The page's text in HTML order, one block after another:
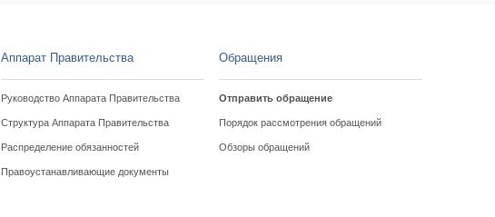
Аппарат Правительства
Руководство Аппарата Правительства
Структура Аппарата Правительства
Распределение обязанностей
Правоустанавливающие документы
Обращения
Отправить обращение
Порядок рассмотрения обращений
Обзоры обращений